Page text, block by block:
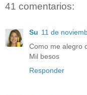
41 comentarios:
Su 11 de
Como me alegro
Mil besos
Responder